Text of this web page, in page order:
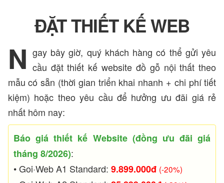
ĐẶT THIẾT KẾ WEB
N gay bây giờ, quý khách hàng có thể gửi yêu
cầu đặt thiết kế website đồ gỗ nội thất theo
mẫu có sẵn (thời gian triển khai nhanh + chi phí tiết
kiệm) hoặc theo yêu cầu để hưởng ưu đãi giá rẻ
nhất hôm nay:
Báo giá thiết kế Website (đồng ưu đãi giá
tháng 8/2026):
• Goi·Web A1 Standard: 9.899.000đ (-20%)